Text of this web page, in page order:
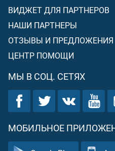
ВИДЖЕТ ДЛЯ ПАРТНЕРОВ
НАШИ ПАРТНЕРЫ
ОТЗЫВЫ И ПРЕДЛОЖЕНИЯ
ЦЕНТР ПОМОЩИ
МЫ В СОЦ. СЕТЯХ
МОБИЛЬНОЕ